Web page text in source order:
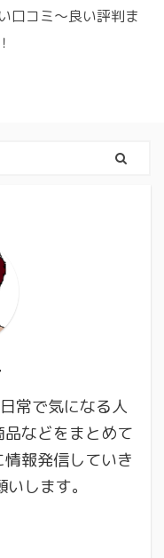
口コミ～良い評判ま
常で気になる人
などをまとめて
報発信していき
します。